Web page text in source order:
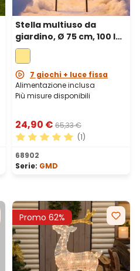
5 stelle
Stella multiuso da
giardino, Ø 75 cm, 100 led
Bianco caldo
7 giochi + luce fissa
Alimentazione inclusa
Più misure disponibili
24,90 € 65,33 €
Valutazione media di 5 su
(1)
68902
Serie: GMD
Promo 62%